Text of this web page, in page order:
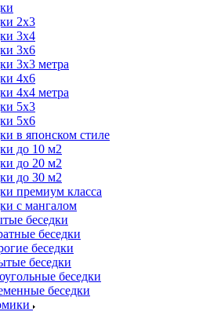
2x3
3x4
3x6
3х3 метра
4x6
4х4 метра
5x3
5x6
в японском стиле
до 10 м2
до 20 м2
до 30 м2
премиум класса
с мангалом
беседки
беседки
беседки
беседки
беседки
беседки